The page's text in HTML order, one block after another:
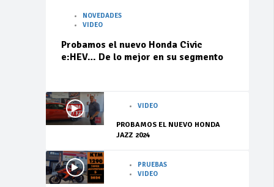
NOVEDADES
VIDEO
Probamos el nuevo Honda Civic
e:HEV… De lo mejor en su segmento
VIDEO
PROBAMOS EL NUEVO HONDA
JAZZ 2024
PRUEBAS
VIDEO